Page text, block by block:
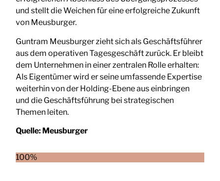
und stellt die Weichen für eine erfolgreiche Zukunft
von Meusburger.
Guntram Meusburger zieht sich als Geschäftsführer
aus dem operativen Tagesgeschäft zurück. Er bleibt
dem Unternehmen in einer zentralen Rolle erhalten:
Als Eigentümer wird er seine umfassende Expertise
weiterhin von der Holding-Ebene aus einbringen
und die Geschäftsführung bei strategischen
Themen leiten.
Quelle: Meusburger
100%